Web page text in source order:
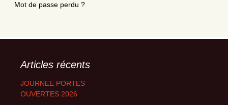
Mot de passe perdu ?
Articles récents
JOURNEE PORTES
OUVERTES 2026